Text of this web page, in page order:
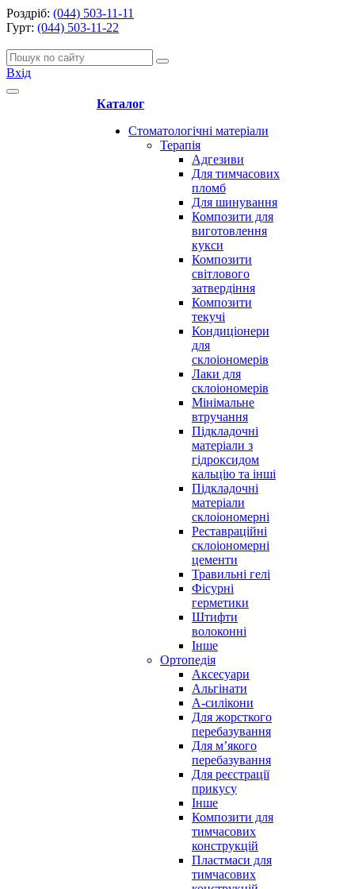
Роздріб: (044) 503-11-11
Гурт: (044) 503-11-22
Вхід
Каталог
Стоматологічні матеріали
Терапія
Адгезиви
Для тимчасових
пломб
Для шинування
Композити для
виготовлення
кукси
Композити
світлового
затвердіння
Композити
текучі
Кондиціонери
для
склоіономерів
Лаки для
склоіономерів
Мінімальне
втручання
Підкладочні
матеріали з
гідроксидом
кальцію та інші
Підкладочні
матеріали
склоіономерні
Реставраційні
склоіономерні
цементи
Травильні гелі
Фісурні
герметики
Штифти
волоконні
Інше
Ортопедія
Аксесуари
Альгінати
А-силікони
Для жорсткого
перебазування
Для м’якого
перебазування
Для реєстрації
прикусу
Інше
Композити для
тимчасових
конструкцій
Пластмаси для
тимчасових